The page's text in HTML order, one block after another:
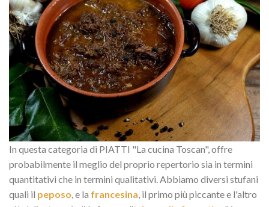
In questa categoria di PIATTI "La cucina Toscan", offre
probabilmente il meglio del proprio repertorio sia in termini
quantitativi che in termini qualitativi. Abbiamo diversi stufani
quali il peposo, e la francesina, il primo più piccante e l'altro